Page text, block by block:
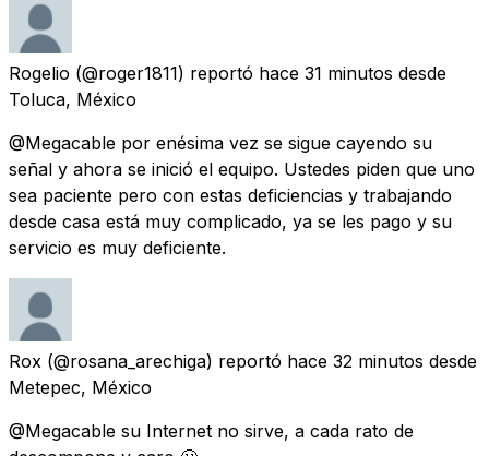
Rogelio (@roger1811) reportó hace 31 minutos desde
Toluca, México
@Megacable por enésima vez se sigue cayendo su
señal y ahora se inició el equipo. Ustedes piden que uno
sea paciente pero con estas deficiencias y trabajando
desde casa está muy complicado, ya se les pago y su
servicio es muy deficiente.
Rox (@rosana_arechiga) reportó hace 32 minutos desde
Metepec, México
@Megacable su Internet no sirve, a cada rato de